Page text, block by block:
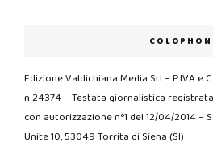
COLOPHON
Edizione Valdichiana Media Srl – P.IVA e
n.24374 – Testata giornalistica
con autorizzazione n°1 del 12/04/2014 –
Unite 10, 53049 Torrita di Siena (SI)